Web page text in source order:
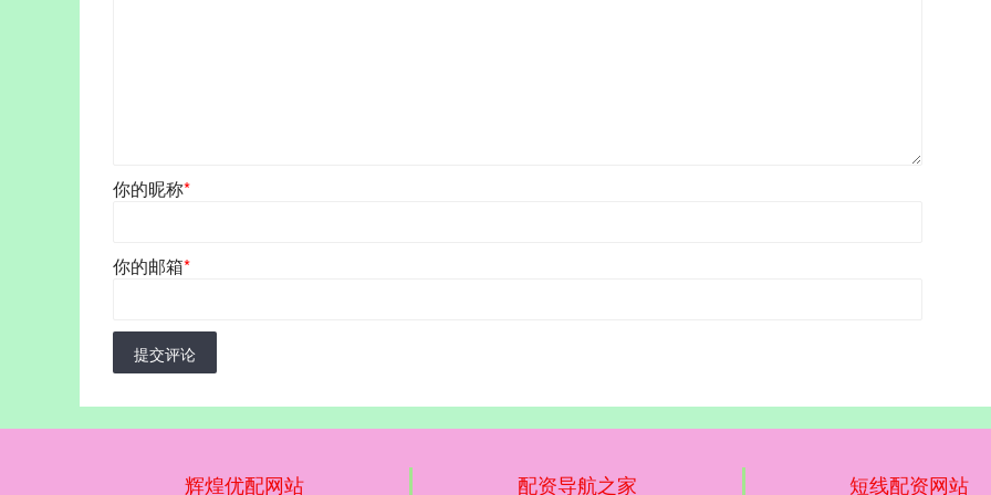
你的昵称*
你的邮箱*
提交评论
辉煌优配网站 配资导航之家 短线配资网站